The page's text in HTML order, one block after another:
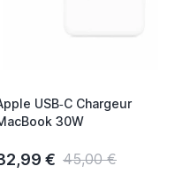
USB‑C Chargeur
30W
€ 45,00 €